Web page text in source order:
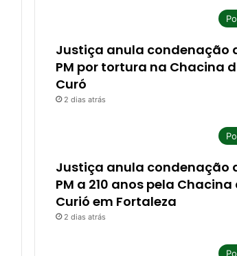
Justiça anula condenação
PM por tortura na Chacina
Curó
2 dias atrás
Justiça anula condenação
PM a 210 anos pela Chacina
Curió em Fortaleza
2 dias atrás